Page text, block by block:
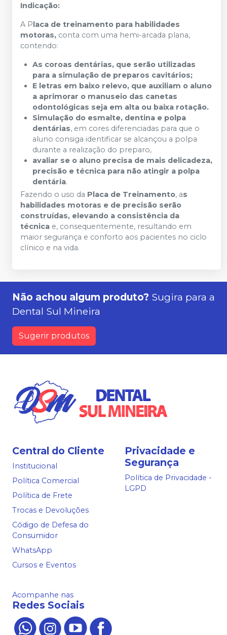
Indicação:
A Placa de treinamento para habilidades
motoras, conta com uma hemi-arcada plana,
contendo:
As coroas dentárias, que serão utilizadas
para a simulação de preparos cavitários;
E letras em baixo relevo, que auxiliam o aluno
a aprimorar o manuseio das canetas
odontológicas seja em alta ou baixa rotação.
Simulação do esmalte, dentina e polpa
dentárias, em cores diferenciadas para que o
aluno consiga identificar se alcançou a polpa
durante a realização do preparo,
avaliar se o aluno precisa de mais delicadeza,
precisão e técnica para não atingir a polpa
dentária.
Fazendo o uso da Placa de Treinamento, as
habilidades motoras e de precisão serão
construídas, elevando a consistência da
técnica e, consequentemente, resultando em
maior segurança e conforto aos pacientes no ciclo
clínico e na vida.
Não achou algum produto? Sugira para a
Dental Sul Mineira
Sugerir produtos
Central do Cliente
Institucional
Política Comercial
Política de Frete
Trocas e Devoluções
Código de Defesa do
Consumidor
WhatsApp
Cursos e Eventos
Privacidade e
Segurança
Política de Privacidade -
LGPD
Acompanhe nas
Redes Sociais